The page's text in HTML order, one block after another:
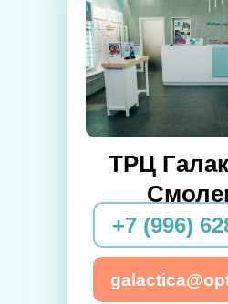
+7 (996)
ТРЦ